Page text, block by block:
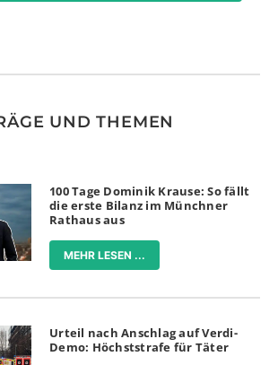
UND THEMEN
100 Tage Dominik Krause: So fällt
die erste Bilanz im Münchner
Rathaus aus
MEHR LESEN ...
Urteil nach Anschlag auf Verdi-
Demo: Höchststrafe für Täter